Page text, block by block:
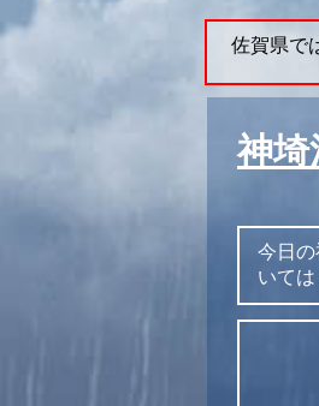
佐賀県で
神埼
今日
いては